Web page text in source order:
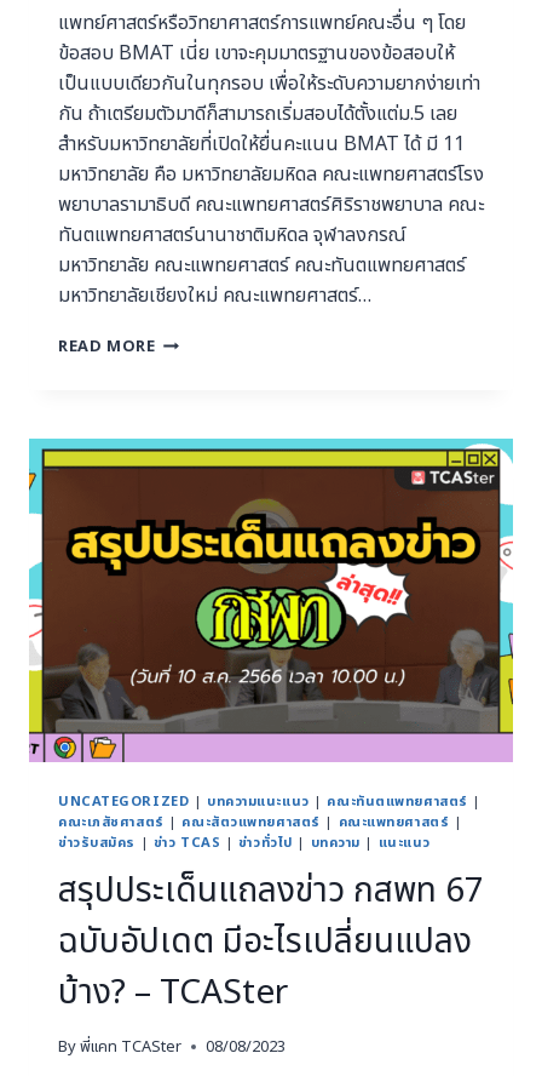
แพทย์ศาสตร์หรือวิทยาศาสตร์การแพทย์คณะอื่น ๆ โดย
ข้อสอบ BMAT เนี่ย เขาจะคุมมาตรฐานของข้อสอบให้
เป็นแบบเดียวกันในทุกรอบ เพื่อให้ระดับความยากง่ายเท่า
กัน ถ้าเตรียมตัวมาดีก็สามารถเริ่มสอบได้ตั้งแต่ม.5 เลย
สำหรับมหาวิทยาลัยที่เปิดให้ยื่นคะแนน BMAT ได้ มี 11
มหาวิทยาลัย คือ มหาวิทยาลัยมหิดล คณะแพทยศาสตร์โรง
พยาบาลรามาธิบดี คณะแพทยศาสตร์ศิริราชพยาบาล คณะ
ทันตแพทยศาสตร์นานาชาติมหิดล จุฬาลงกรณ์
มหาวิทยาลัย คณะแพทยศาสตร์ คณะทันตแพทยศาสตร์
มหาวิทยาลัยเชียงใหม่ คณะแพทยศาสตร์…
READ MORE
UNCATEGORIZED | บทความแนะแนว | คณะทันตแพทยศาสตร์ |
คณะเภสัชศาสตร์ | คณะสัตวแพทยศาสตร์ | คณะแพทยศาสตร์ |
ข่าวรับสมัคร | ข่าว TCAS | ข่าวทั่วไป | บทความ | แนะแนว
สรุปประเด็นแถลงข่าว กสพท 67
ฉบับอัปเดต มีอะไรเปลี่ยนแปลง
บ้าง? – TCASter
Byพี่แคท TCASter 08/08/2023